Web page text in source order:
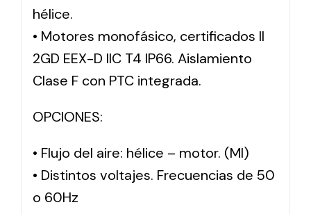
hélice.
• Motores monofásico, certificados II
2GD EEX-D IIC T4 IP66. Aislamiento
Clase F con PTC integrada.
OPCIONES:
• Flujo del aire: hélice – motor. (MI)
• Distintos voltajes. Frecuencias de 50
o 60Hz